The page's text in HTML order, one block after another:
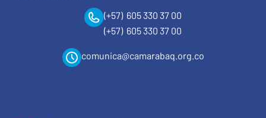
(+57) 605 330 37 00
(+57) 605 330 37 00
comunica@camarabaq.org.co